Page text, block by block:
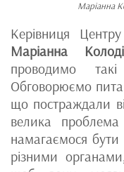
Маріанна
Керівниця
Маріанна
проводимо
Обговорюємо
що постраждали
велика
намагаємося
різними